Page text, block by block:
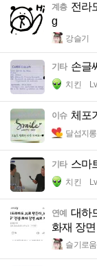
계층 전라
g
강슬기
기타 손글
치킨
이슈 체포
달섭지롱
기타 스마
치킨
연예
대하
화재 장
슬기로움